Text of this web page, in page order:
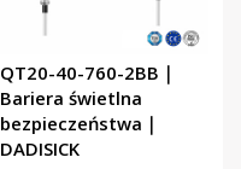
QT20-40-760-2BB｜
Bariera świetlna
bezpieczeństwa｜
DADISICK